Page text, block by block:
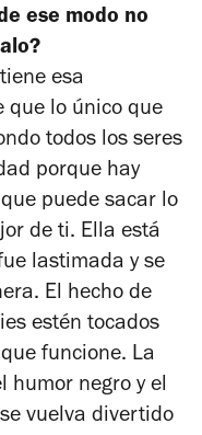
ese modo no
esa
que lo único que
todos los seres
porque hay
puede sacar lo
de ti. Ella está
lastimada y se
El hecho de
estén tocados
funcione. La
humor negro y el
vuelva divertido